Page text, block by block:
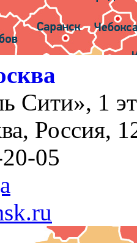
1
Россия,
05